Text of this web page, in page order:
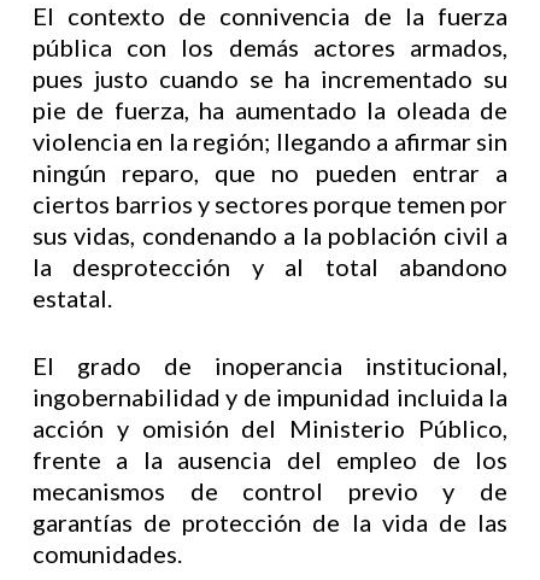
El contexto de connivencia de la fuerza
pública con los demás actores armados,
pues justo cuando se ha incrementado su
pie de fuerza, ha aumentado la oleada de
violencia en la región; llegando a afirmar sin
ningún reparo, que no pueden entrar a
ciertos barrios y sectores porque temen por
sus vidas, condenando a la población civil a
la desprotección y al total abandono
estatal.
El grado de inoperancia institucional,
ingobernabilidad y de impunidad incluida la
acción y omisión del Ministerio Público,
frente a la ausencia del empleo de los
mecanismos de control previo y de
garantías de protección de la vida de las
comunidades.